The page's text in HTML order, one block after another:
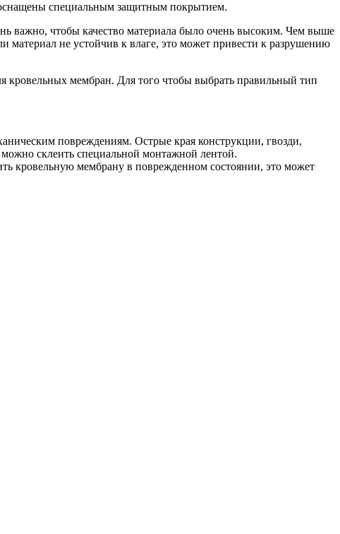
специальным защитным покрытием.
важно, чтобы качество материала было очень высоким. Чем выше
материал не устойчив к влаге, это может привести к разрушению
кровельных мембран. Для того чтобы выбрать правильный тип
повреждениям. Острые края конструкции, гвозди,
склеить специальной монтажной лентой.
кровельную мембрану в поврежденном состоянии, это может